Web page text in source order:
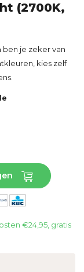
(2700K,
ben je zeker van
kies zelf
€24,95, gratis